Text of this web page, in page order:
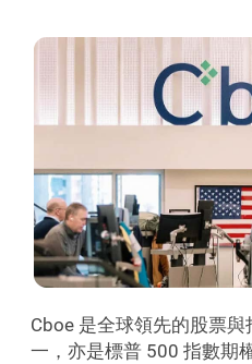
Cboe 是全球領先的股票
一，亦是標普 500 指數期